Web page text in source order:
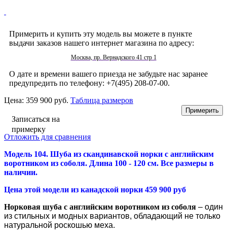
Примерить и купить эту модель вы можете в пункте
выдачи заказов нашего интернет магазина по адресу:
Москва, пр. Вернадского 41 стр 1
О дате и времени вашего приезда не забудьте нас заранее
предупредить по телефону: +7(495) 208-07-00.
Цена: 359 900 руб. Таблица размеров
Записаться на
примерку
Отложить для сравнения
Модель 104. Шуба из скандинавской норки с английским
воротником из соболя. Длина 100 - 120 см. Все размеры в
наличии.
Цена этой модели из канадской норки 459 900 руб
Норковая шуба с английским воротником из соболя – один
из стильных и модных вариантов, обладающий не только
натуральной роскошью меха.